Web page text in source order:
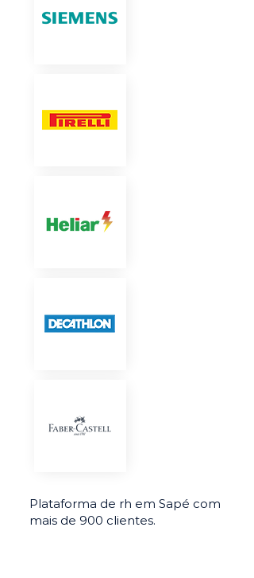
Plataforma de rh em Sapé com
mais de 900 clientes.